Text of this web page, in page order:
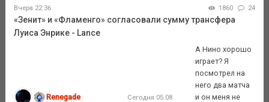
Вчера 22:36 1860 24
«Зенит» и «Фламенго» согласовали сумму трансфера
Луиса Энрике - Lance
Renegade Сегодня 05:08
А Нино хорошо
играет? Я
посмотрел на
него два матча
и он меня не